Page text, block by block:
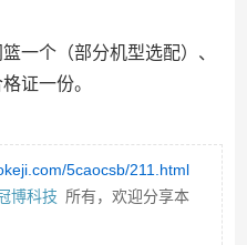
一个（部分机型选配）、
证一份。
5caocsb/211.html
博科技 所有，欢迎分享本